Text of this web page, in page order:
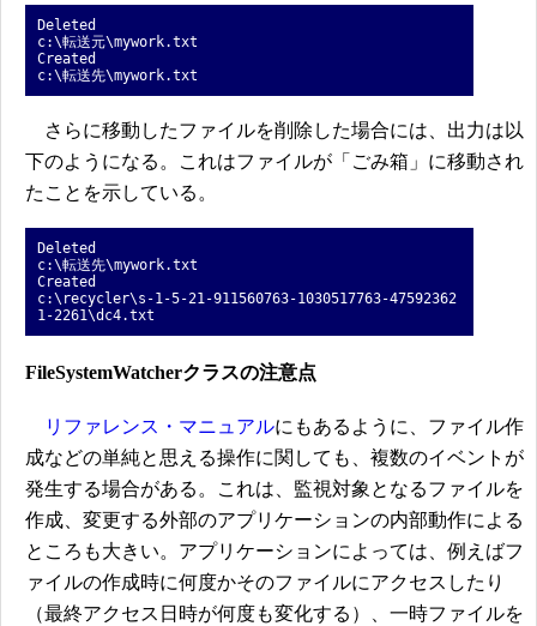
Deleted
c:\転送元\mywork.txt
Created
c:\転送先\mywork.txt
さらに移動したファイルを削除した場合には、出力は以
下のようになる。これはファイルが「ごみ箱」に移動され
たことを示している。
Deleted
c:\転送先\mywork.txt
Created
c:\recycler\s-1-5-21-911560763-1030517763-47592362
1-2261\dc4.txt
FileSystemWatcherクラスの注意点
リファレンス・マニュアルにもあるように、ファイル作
成などの単純と思える操作に関しても、複数のイベントが
発生する場合がある。これは、監視対象となるファイルを
作成、変更する外部のアプリケーションの内部動作による
ところも大きい。アプリケーションによっては、例えばフ
ァイルの作成時に何度かそのファイルにアクセスしたり
（最終アクセス日時が何度も変化する）、一時ファイルを